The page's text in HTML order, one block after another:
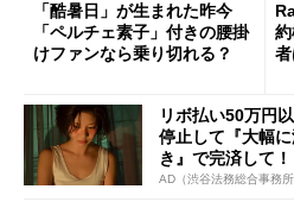
「酷暑日」が生まれた昨今
「ペルチェ素子」付きの腰掛
けファンなら乗り切れる？
リボ払い50万円
停止して『大幅
き』で完済して！
AD（渋谷法務総合事務所